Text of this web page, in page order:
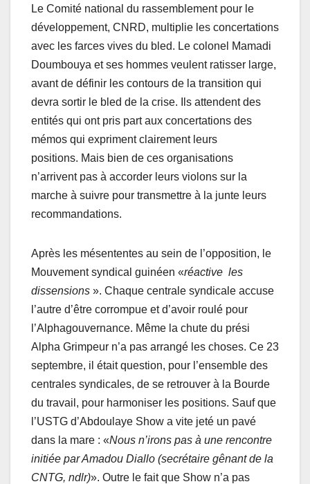
Le Comité national du rassemblement pour le
développement, CNRD, multiplie les concertations
avec les farces vives du bled. Le colonel Mamadi
Doumbouya et ses hommes veulent ratisser large,
avant de définir les contours de la transition qui
devra sortir le bled de la crise. Ils attendent des
entités qui ont pris part aux concertations des
mémos qui expriment clairement leurs
positions. Mais bien de ces organisations
n’arrivent pas à accorder leurs violons sur la
marche à suivre pour transmettre à la junte leurs
recommandations.
Après les mésententes au sein de l’opposition, le
Mouvement syndical guinéen «réactive les
dissensions ». Chaque centrale syndicale accuse
l’autre d’être corrompue et d’avoir roulé pour
l’Alphagouvernance. Même la chute du prési
Alpha Grimpeur n’a pas arrangé les choses. Ce 23
septembre, il était question, pour l’ensemble des
centrales syndicales, de se retrouver à la Bourde
du travail, pour harmoniser les positions. Sauf que
l’USTG d’Abdoulaye Show a vite jeté un pavé
dans la mare : «Nous n’irons pas à une rencontre
initiée par Amadou Diallo (secrétaire gênant de la
CNTG, ndlr)». Outre le fait que Show n’a pas